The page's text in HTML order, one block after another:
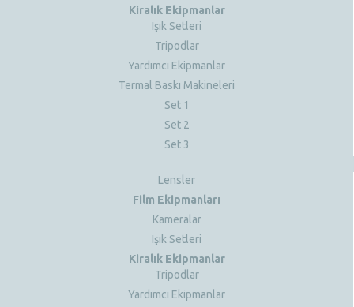
Kiralık Ekipmanlar
Işık Setleri
Tripodlar
Yardımcı Ekipmanlar
Termal Baskı Makineleri
Set 1
Set 2
Set 3
Lensler
Film Ekipmanları
Kameralar
Işık Setleri
Kiralık Ekipmanlar
Tripodlar
Yardımcı Ekipmanlar